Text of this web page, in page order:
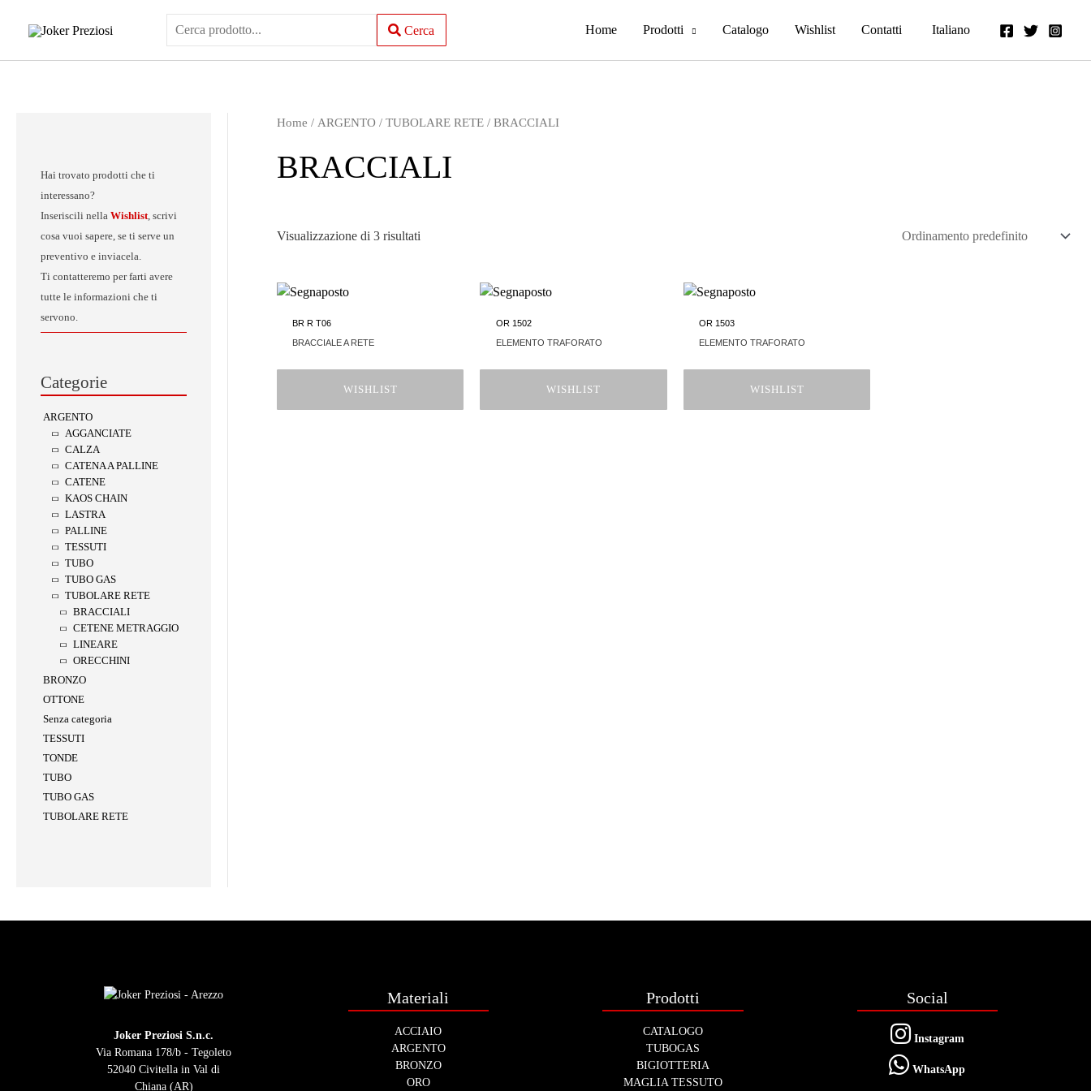
Cerca Home Prodotti Catalogo Wishlist Contatti Italiano
Hai trovato prodotti che ti
interessano?
Inseriscili nella Wishlist, scrivi
cosa vuoi sapere, se ti serve un
preventivo e inviacela.
Ti contatteremo per farti avere
tutte le informazioni che ti
servono.
Categorie
ARGENTO
AGGANCIATE
CALZA
CATENA A PALLINE
CATENE
KAOS CHAIN
LASTRA
PALLINE
TESSUTI
TUBO
TUBO GAS
TUBOLARE RETE
BRACCIALI
CETENE METRAGGIO
LINEARE
ORECCHINI
BRONZO
OTTONE
Senza categoria
TESSUTI
TONDE
TUBO
TUBO GAS
TUBOLARE RETE
Home / ARGENTO/ TUBOLARE RETE/ BRACCIALI
BRACCIALI
Visualizzazione di 3 risultati
BR R T06
BRACCIALE A RETE
WISHLIST
OR 1502
ELEMENTO TRAFORATO
WISHLIST
OR 1503
ELEMENTO TRAFORATO
WISHLIST
Joker Preziosi S.n.c.
Via Romana 178/b - Tegoleto
52040 Civitella in Val di
Chiana (AR)
Materiali
ACCIAIO
ARGENTO
BRONZO
ORO
Prodotti
CATALOGO
TUBOGAS
BIGIOTTERIA
MAGLIA TESSUTO
Social
Instagram
WhatsApp